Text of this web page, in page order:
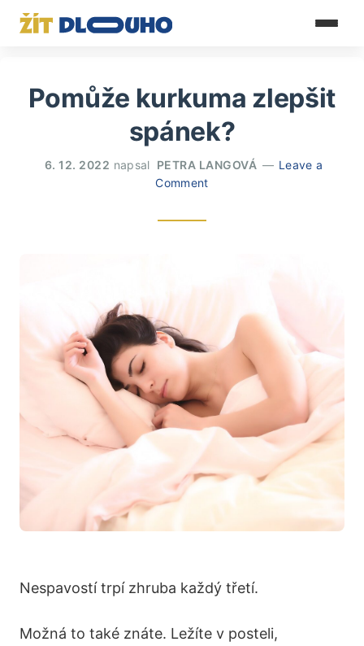
Pomůže kurkuma zlepšit
spánek?
6. 12. 2022 napsal PETRA LANGOVÁ
Leave a
Comment
Nespavostí trpí zhruba každý třetí.
Možná to také znáte. Ležíte v posteli,